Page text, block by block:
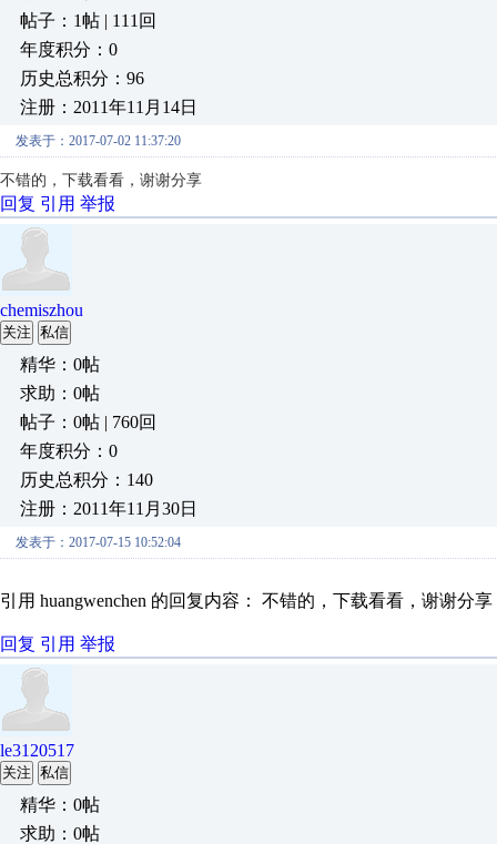
帖子：1帖 | 111回
年度积分：0
历史总积分：96
注册：2011年11月14日
发表于：2017-07-02 11:37:20
不错的，下载看看，谢谢分享
回复 引用 举报
chemiszhou
关注 私信
精华：0帖
求助：0帖
帖子：0帖 | 760回
年度积分：0
历史总积分：140
注册：2011年11月30日
发表于：2017-07-15 10:52:04
引用 huangwenchen 的回复内容： 不错的，下载看看，谢谢分享
回复 引用 举报
le3120517
关注 私信
精华：0帖
求助：0帖